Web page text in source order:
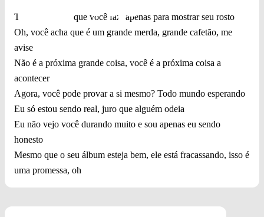
Todas as coisas que você faz, apenas para mostrar seu rosto
Oh, você acha que é um grande merda, grande cafetão, me
avise
Não é a próxima grande coisa, você é a próxima coisa a
acontecer
Agora, você pode provar a si mesmo? Todo mundo esperando
Eu só estou sendo real, juro que alguém odeia
Eu não vejo você durando muito e sou apenas eu sendo
honesto
Mesmo que o seu álbum esteja bem, ele está fracassando, isso é
uma promessa, oh